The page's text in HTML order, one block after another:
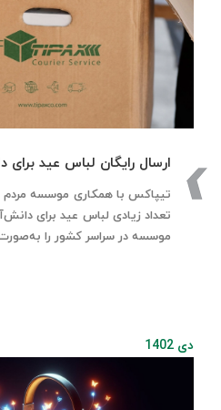
ارسال رایگان لباس عید
تیپاکس با همکاری موسسه مردم
تعداد زیادی لباس عید برای
موسسه در سراسر کشور را به‌صورت
دی 1402